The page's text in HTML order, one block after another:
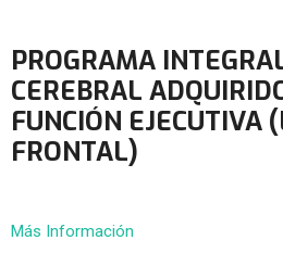
PROGRAMA
CEREBRAL
FUNCIÓN EJECUTIVA
FRONTAL)
Más Información